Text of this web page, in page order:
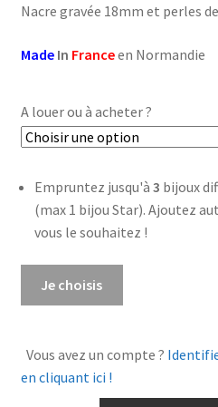
à
€31,00
Nacre gravée 18mm et perles
MadeIn Franceen Normandie
A louer ou à acheter ?
Empruntez jusqu'à 3 bijoux
(max 1 bijou Star). Ajoutez
vous le souhaitez !
Zorah
nacre
Je choisis
Vous avez un compte ?
en cliquant ici !